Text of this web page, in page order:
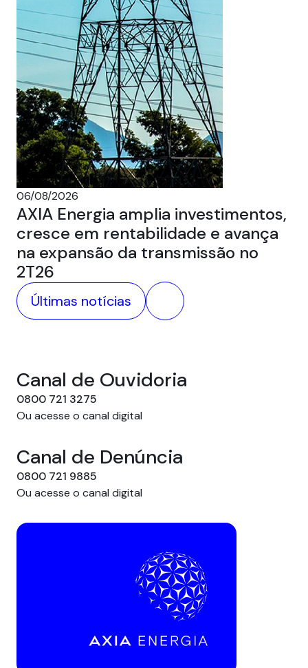
06/08/2026
AXIA Energia amplia investimentos,
cresce em rentabilidade e avança
na expansão da transmissão no
2T26
Últimas notícias
Canal de Ouvidoria
0800 721 3275
Ou acesse o canal digital
Canal de Denúncia
0800 721 9885
Ou acesse o canal digital